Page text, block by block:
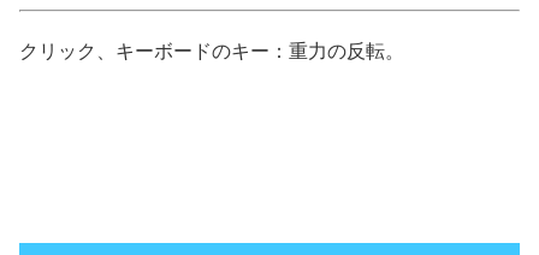
クリック、キーボードのキー：重力の反転。